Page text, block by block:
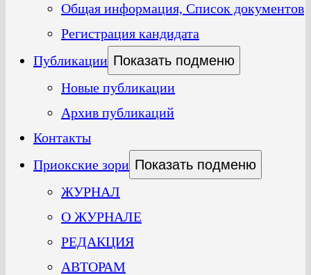
Общая информация, Список документов
Регистрация кандидата
Публикации Показать подменю
Новые публикации
Архив публикаций
Контакты
Приокские зори Показать подменю
ЖУРНАЛ
О ЖУРНАЛЕ
РЕДАКЦИЯ
АВТОРАМ